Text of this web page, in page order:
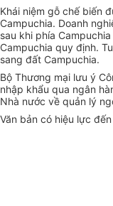
Khái niệm gỗ chế biến
Campuchia. Doanh
sau khi phía
Campuchia quy định.
sang đất Campuchia.
Bộ Thương mại lưu ý
nhập khẩu qua ngân
Nhà nước về quản lý
Văn bản có hiệu lực